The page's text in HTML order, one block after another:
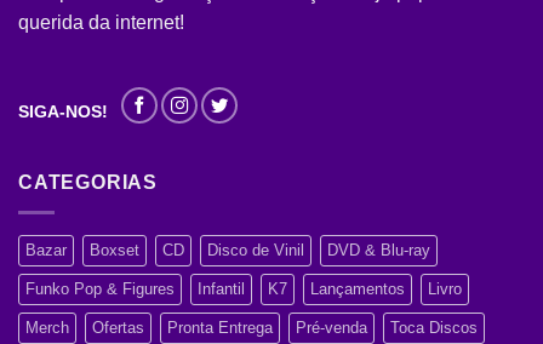
querida da internet!
SIGA-NOS!
CATEGORIAS
Bazar Boxset CD Disco de Vinil DVD & Blu-ray
Funko Pop & Figures Infantil K7 Lançamentos Livro
Merch Ofertas Pronta Entrega Pré-venda Toca Discos